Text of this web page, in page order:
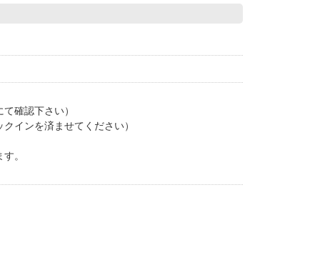
確認下さい）
インを済ませてください）
。